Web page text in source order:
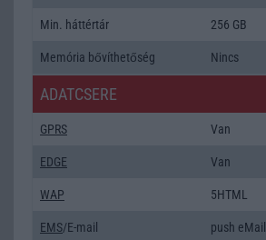
Min. háttértár 256 GB
Memória bővíthetőség Nincs
ADATCSERE
GPRS Van
EDGE Van
WAP 5HTML
EMS/E-mail push eMail